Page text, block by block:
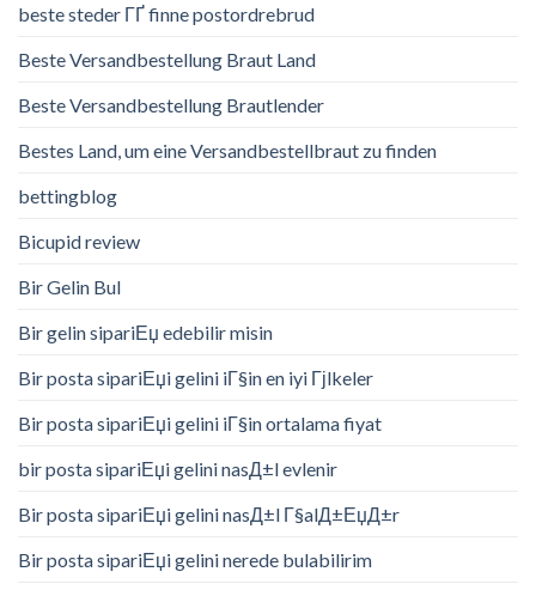
beste steder ГҐ finne postordrebrud
Beste Versandbestellung Braut Land
Beste Versandbestellung Brautlender
Bestes Land, um eine Versandbestellbraut zu finden
bettingblog
Bicupid review
Bir Gelin Bul
Bir gelin sipariЕџ edebilir misin
Bir posta sipariЕџi gelini iГ§in en iyi Гјlkeler
Bir posta sipariЕџi gelini iГ§in ortalama fiyat
bir posta sipariЕџi gelini nasД±l evlenir
Bir posta sipariЕџi gelini nasД±l Г§alД±ЕџД±r
Bir posta sipariЕџi gelini nerede bulabilirim